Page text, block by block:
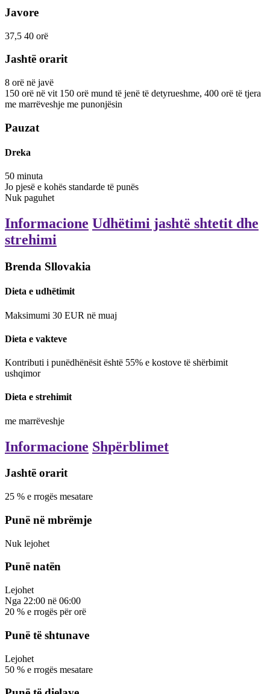
Javore
37,5 40 orë
Jashtë orarit
8 orë në javë
150 orë në vit 150 orë mund të jenë të detyrueshme, 400 orë të tjera
me marrëveshje me punonjësin
Pauzat
Dreka
50 minuta
Jo pjesë e kohës standarde të punës
Nuk paguhet
Informacione Udhëtimi jashtë shtetit dhe
strehimi
Brenda Sllovakia
Dieta e udhëtimit
Maksimumi 30 EUR në muaj
Dieta e vakteve
Kontributi i punëdhënësit është 55% e kostove të shërbimit
ushqimor
Dieta e strehimit
me marrëveshje
Informacione Shpërblimet
Jashtë orarit
25 % e rrogës mesatare
Punë në mbrëmje
Nuk lejohet
Punë natën
Lejohet
Nga 22:00 në 06:00
20 % e rrogës për orë
Punë të shtunave
Lejohet
50 % e rrogës mesatare